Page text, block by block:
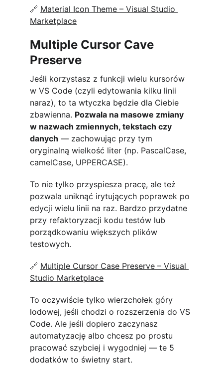
🔗 Material Icon Theme – Visual Studio
Marketplace
Multiple Cursor Cave
Preserve
Jeśli korzystasz z funkcji wielu kursorów
w VS Code (czyli edytowania kilku linii
naraz), to ta wtyczka będzie dla Ciebie
zbawienna. Pozwala na masowe zmiany
w nazwach zmiennych, tekstach czy
danych — zachowując przy tym
oryginalną wielkość liter (np. PascalCase,
camelCase, UPPERCASE).
To nie tylko przyspiesza pracę, ale też
pozwala uniknąć irytujących poprawek po
edycji wielu linii na raz. Bardzo przydatne
przy refaktoryzacji kodu testów lub
porządkowaniu większych plików
testowych.
🔗 Multiple Cursor Case Preserve – Visual
Studio Marketplace
To oczywiście tylko wierzchołek góry
lodowej, jeśli chodzi o rozszerzenia do VS
Code. Ale jeśli dopiero zaczynasz
automatyzację albo chcesz po prostu
pracować szybciej i wygodniej — te 5
dodatków to świetny start.